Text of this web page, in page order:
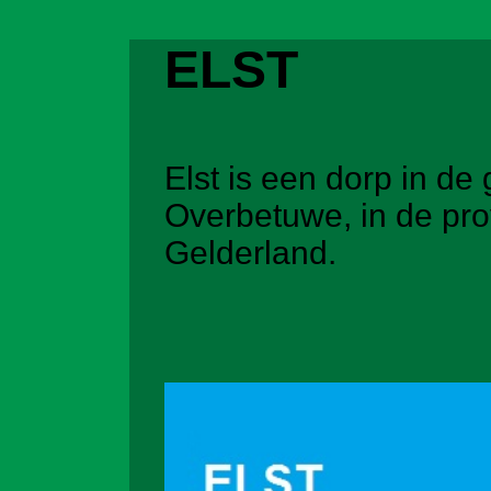
ELST
Elst is een dorp in de
Overbetuwe, in de
Gelderland.